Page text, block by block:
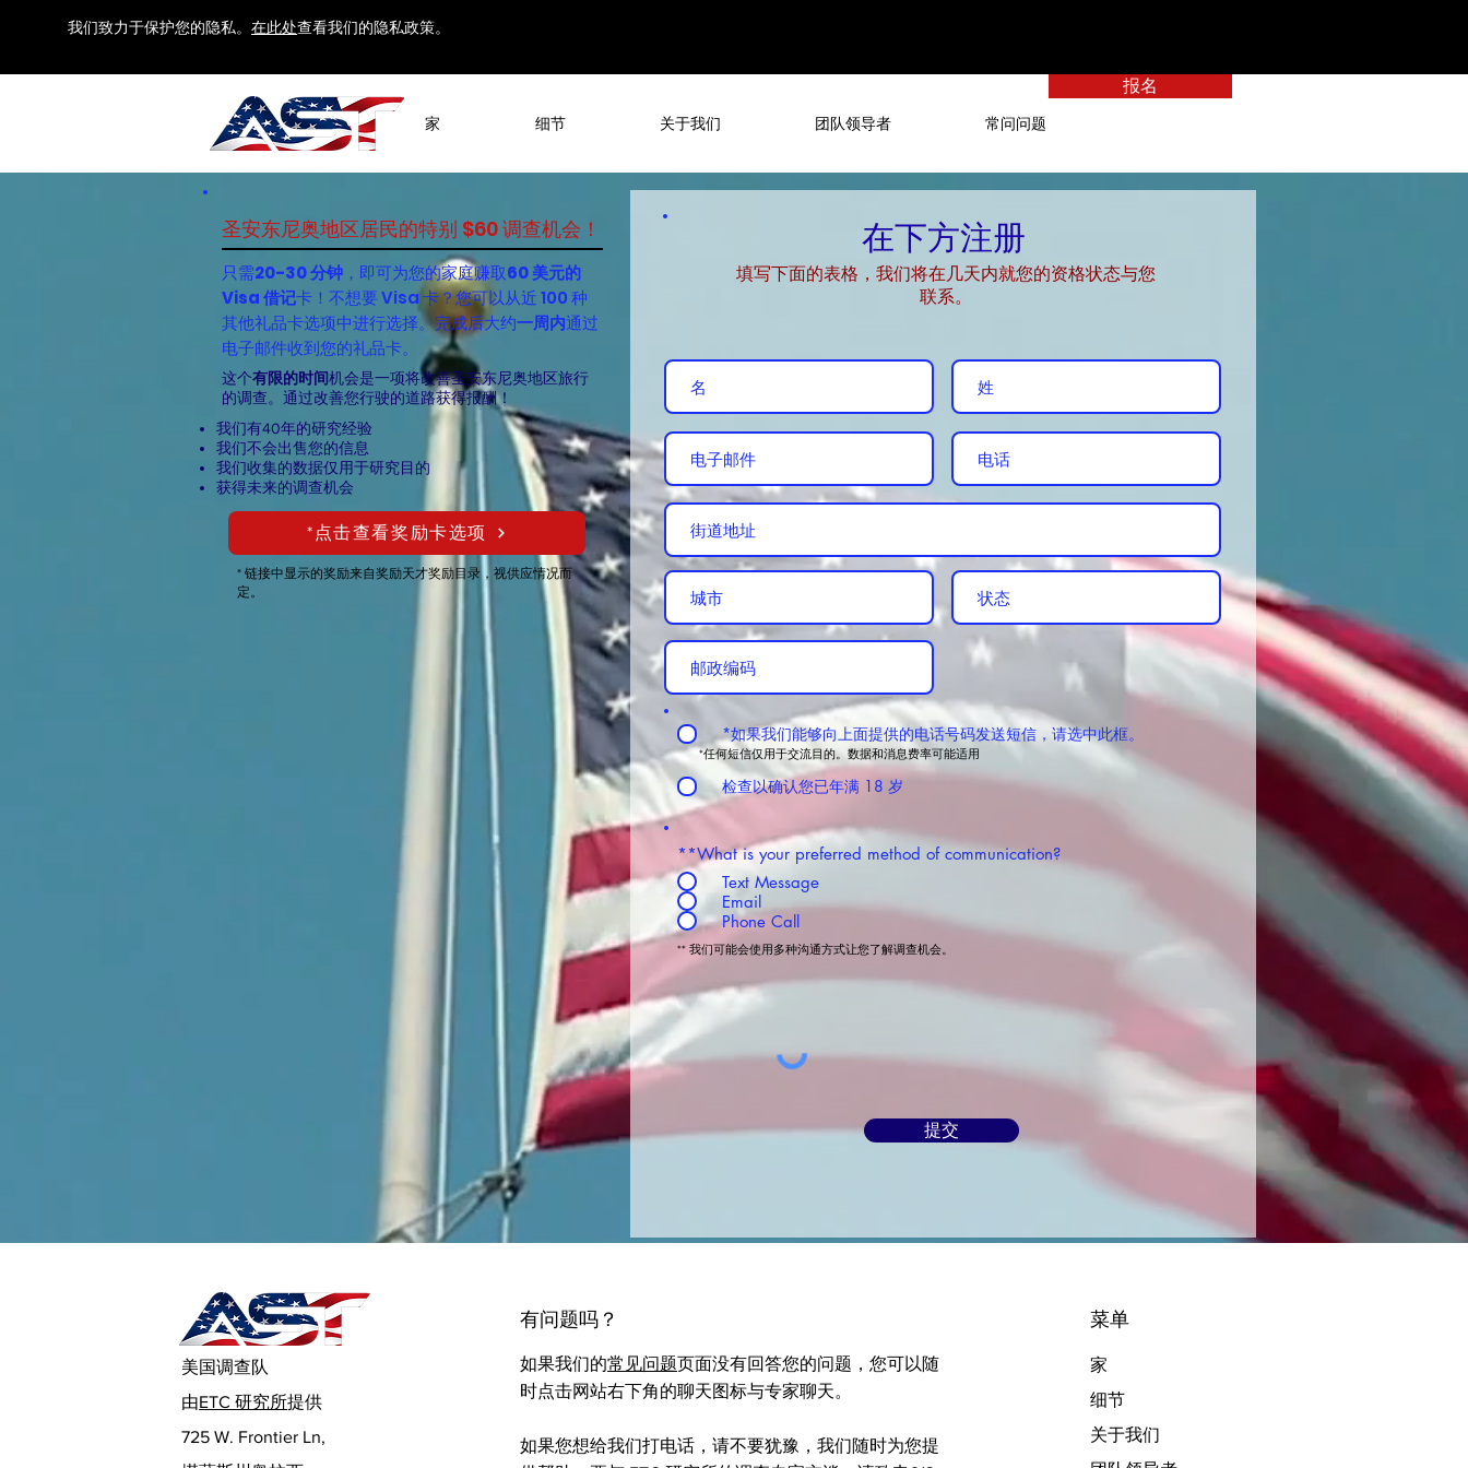
我们致力于保护您的隐私。 在此处查看我们的隐私政策。
家 细节 关于我们 团队领导者 常问问题
报名
圣安东尼奥地区居民的特别 $60 调查机会！
只需20-30 分钟 ，即可为您的家庭赚取60 美元的
Visa 借记卡！不想要 Visa 卡？您可以从近 100 种
其他礼品卡选项中进行选择。完成后大约一周内通过
电子邮件收到您的礼品卡。
这个有限的时间机会是一项将改善圣安东尼奥地区旅行
的调查。通过改善您行驶的道路获得报酬！
我们有40年的研究经验
我们不会出售您的信息
我们收集的数据仅用于研究目的
获得未来的调查机会
*点击查看奖励卡选项
* 链接中显示的奖励来自奖励天才奖励目录，视供应情况而
定。
填写下面的表格，我们将在几天内就您的资格状态与您
联系。
在下方注册
*如果我们能够向上面提供的电话号码发送短信，请选中此框。
*任何短信仅用于交流目的。数据和消息费率可能适用
检查以确认您已年满 18 岁
**What is your preferred method of communication?
Text Message
Email
Phone Call
** 我们可能会使用多种沟通方式让您了解调查机会。
提交
美国调查队
由ETC 研究所提供
725 W. Frontier Ln,
有问题吗？
如果我们的常见问题页面没有回答您的问题，您可以随
时点击网站右下角的聊天图标与专家聊天。
如果您想给我们打电话，请不要犹豫，我们随时为您提
菜单
家
细节
关于我们